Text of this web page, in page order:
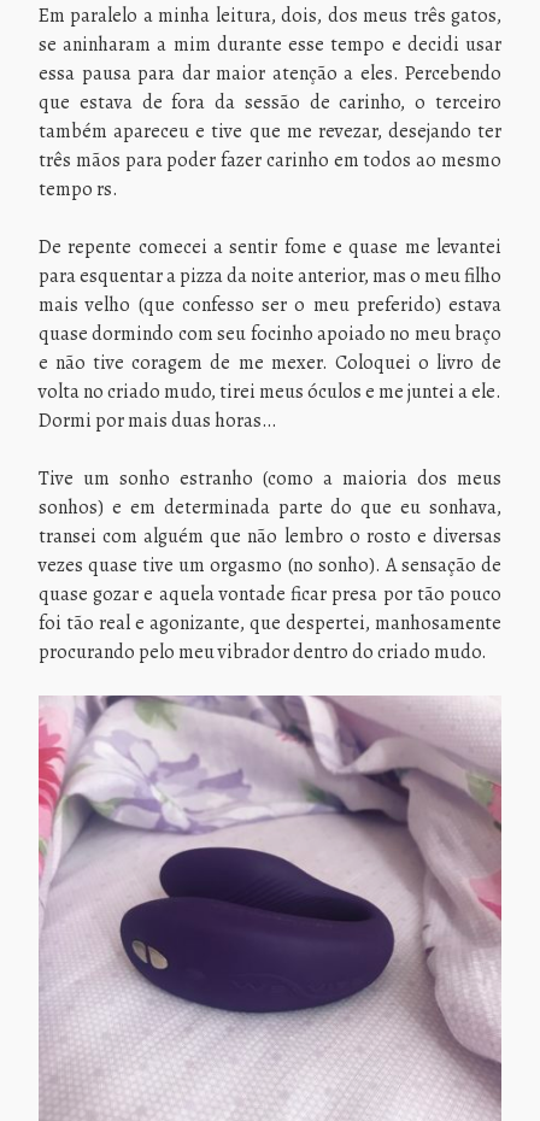
Em paralelo a minha leitura, dois, dos meus três gatos,
se aninharam a mim durante esse tempo e decidi usar
essa pausa para dar maior atenção a eles. Percebendo
que estava de fora da sessão de carinho, o terceiro
também apareceu e tive que me revezar, desejando ter
três mãos para poder fazer carinho em todos ao mesmo
tempo rs.
De repente comecei a sentir fome e quase me levantei
para esquentar a pizza da noite anterior, mas o meu filho
mais velho (que confesso ser o meu preferido) estava
quase dormindo com seu focinho apoiado no meu braço
e não tive coragem de me mexer. Coloquei o livro de
volta no criado mudo, tirei meus óculos e me juntei a ele.
Dormi por mais duas horas…
Tive um sonho estranho (como a maioria dos meus
sonhos) e em determinada parte do que eu sonhava,
transei com alguém que não lembro o rosto e diversas
vezes quase tive um orgasmo (no sonho). A sensação de
quase gozar e aquela vontade ficar presa por tão pouco
foi tão real e agonizante, que despertei, manhosamente
procurando pelo meu vibrador dentro do criado mudo.